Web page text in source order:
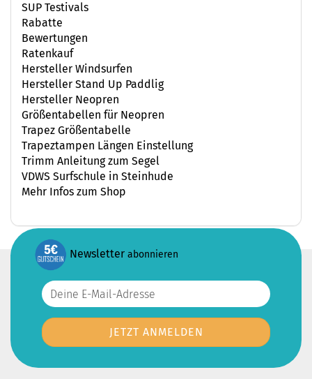
SUP Testivals
Rabatte
Bewertungen
Ratenkauf
Hersteller Windsurfen
Hersteller Stand Up Paddlig
Hersteller Neopren
Größentabellen für Neopren
Trapez Größentabelle
Trapeztampen Längen Einstellung
Trimm Anleitung zum Segel
VDWS Surfschule in Steinhude
Mehr Infos zum Shop
Newsletter abonnieren